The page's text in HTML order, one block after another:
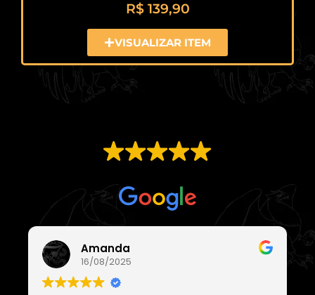
R$139,90
VISUALIZAR ITEM
Amanda
16/08/2025